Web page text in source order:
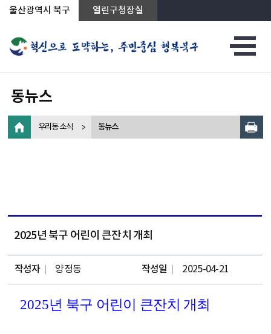
상단메뉴로 바로가기
전체메뉴로 바로가기
왼쪽메뉴로 바로가기
본문으로 바로가기
울산광역시 북구 열린구청장실
동뉴스
우리동 소식 동뉴스
2025년 북구 어린이 큰잔치 개최
작성자 양정동 작성일 2025-04-21
2025년 북구 어린이 큰잔치 개최